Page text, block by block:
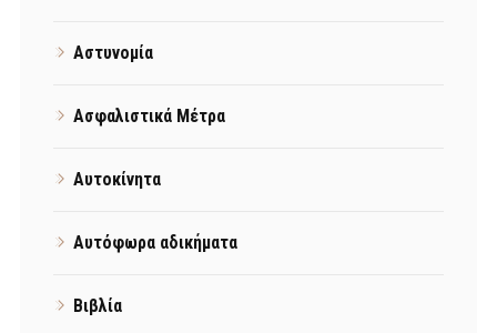
Αστυνομία
Ασφαλιστικά Μέτρα
Αυτοκίνητα
Αυτόφωρα αδικήματα
Βιβλία